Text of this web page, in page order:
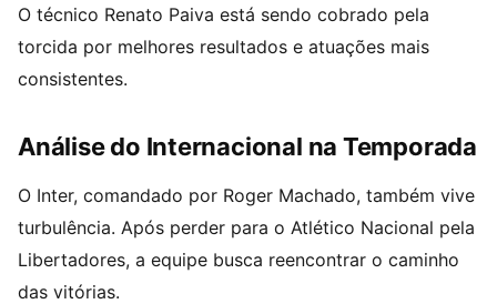
O técnico Renato Paiva está sendo cobrado pela
torcida por melhores resultados e atuações mais
consistentes.
Análise do Internacional na Temporada
O Inter, comandado por Roger Machado, também vive
turbulência. Após perder para o Atlético Nacional pela
Libertadores, a equipe busca reencontrar o caminho
das vitórias.